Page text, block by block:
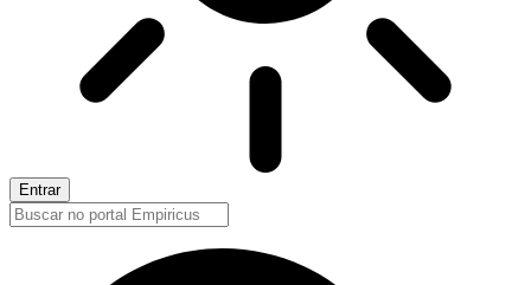
Entrar